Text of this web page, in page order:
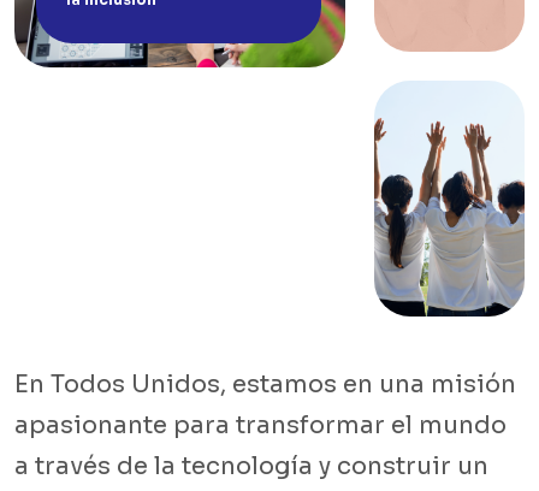
En Todos Unidos, estamos en una misión
apasionante para transformar el mundo
a través de la tecnología y construir un